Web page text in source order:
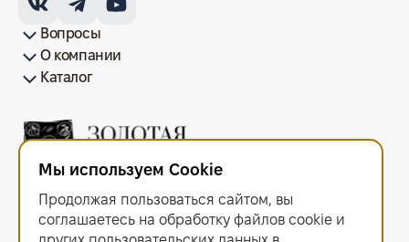
Вопросы
Как купить/продать
Условия оплаты
Условия доставки
Гарантия на товар
Возврат монет
Карта сайта
О компании
Франшиза
История
Вопрос-ответ
Отзывы
Лицензии и документы
Контакты офисов
Новости
БлогКаталог
Политика в отношении обработки персональных данных
Согласие на обработку персональных данных
Мы используем Cookie
Продолжая пользоваться сайтом, вы
соглашаетесь на обработку файлов сооkiе и